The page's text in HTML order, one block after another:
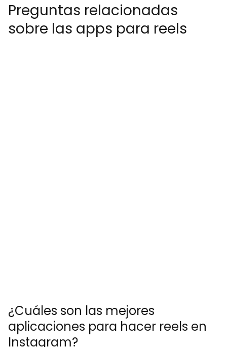
Preguntas relacionadas
sobre las apps para reels
¿Cuáles son las mejores
aplicaciones para hacer reels en
Instagram?